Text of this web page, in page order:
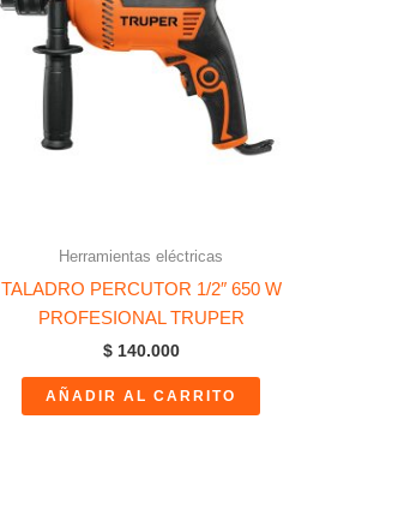
Herramientas eléctricas
TALADRO PERCUTOR 1/2″ 650 W
PROFESIONAL TRUPER
$140.000
AÑADIR AL CARRITO